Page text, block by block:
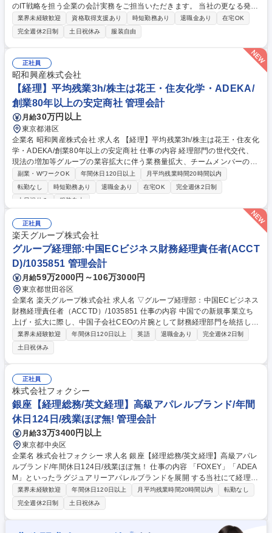
のIT戦略を担う企業の会計実務をご担当いただきます。 当社の更なる発
展・成長に向けて、企業会計の観点から経営の意思決定と現場の業務推進
を支援いただきます。 ■財務会計に関する業務、統括 ■税務業務対応 ■予
算策定および管理 ■会計監査対応 ※配属後は、業務ローテーションにより
幅広く会計の実務経験を積んでいただき、将来的にはANAグループ連結決
算対応、決算分析・報告業務、税務、管理会計実務を経て経営層をサポー
トする管理職への登用を期待しています。 【業務内容変更の範囲】当社業
務全般 募集職種 【財務会計・管理会計担当】ANAグループIT戦略企業の
会計実務スペシャリスト
業界未経験歓迎 資格取得支援あり 時短勤務あり 退職金あり
在宅OK
完全週休2日制
土日祝休み 服装自由
正社員
昭和興産株式会社
【経理】平均残業3h/株主は花王・住友化学・ADEKA/
創業80年以上の安定商社 管理会計
月給30万円以上
東京都港区
企業名 昭和興産株式会社 求人名 【経理】平均残業3h/株主は花王・住友化
学・ADEKA/創業80年以上の安定商社 仕事の内容 経理部門の世代交代、
現法の増加等グループの業容拡大に伴う業務量拡大、チームメンバーのラ
イフイベントに対応した安定的な体制構築を目指した増員となります。 経
理部門の将来を担う中核人材として活躍していただける方を是非お迎えし
たいです。経理全般はもちろん、指導育成も担えるようになることを期待
金・買掛金等の債権管理業務■有価証券・固定資産管理、為替ポジション
及び為替予約管理■現地法人の財務面の管理■予算・実績管理、帳簿・証憑
書類の整備・保管 などです。（変更の範囲:当社業務全般） 募集職種 【経
理】平均残業3h/株主は花王・住友化学・ADEKA/創業80年以上の安定商
社
副業・WワークOK 年間休日120日以上
月平均残業時間20時間以内
転勤なし
時短勤務あり 退職金あり 在宅OK
完全週休2日制
土日祝休み
服装自由
正社員
楽天グループ株式会社
グループ経理部:中国ECビジネス財務経理責任者(ACCT
D)/1035851 管理会計
月給59万2000円～106万3000円
東京都世田谷区
企業名 楽天グループ株式会社 求人名 ▽グループ経理部：中国ECビジネス
財務経理責任者（ACCTD）/1035851 仕事の内容 中国での新規事業立ち
上げ・拡大に際し、中国子会社CEOの片腕として財務経理部門を統括し、
また、本社財務経理ディビジョンの一員として、グローバルな事業拡大を
財務・経理面から支えるメンバーを募集します。 中国上海にある子会社の
CFOまたは財務経理部長のポジションとして、 ■中国子会社の財務経理プ
ロセス全般の構築 ■財務経理オペレーションのガバナンス構築 ■予実管理
等の管理会計全般 ■海外におけるEC事業拡大の推進サポート ※本社財務
経理ディビジョンの一員として、一子会社の経理業務のみでなく、グロー
バルな事業拡大を、財務経理面から支えるミッションを担って頂きます。
募集職種 ▽グループ経理部：中国ECビジネス財務経理責任者（ACCT
D）/1035851
業界未経験歓迎 年間休日120日以上 英語 退職金あり
完全週休2日制
土日祝休み
正社員
株式会社フォクシー
銀座【経理総務/英文経理】高級アパレルブランド/年間
休日124日/残業ほぼ無! 管理会計
月給33万3400円以上
東京都中央区
企業名 株式会社フォクシー 求人名 銀座【経理総務/英文経理】高級アパレ
ルブランド/年間休日124日/残業ほぼ無！ 仕事の内容 「FOXEY」「ADEA
M」といったラグジュアリーアパレルブランドを展開 する当社にて経理総
務業務(英文経理)として下記の業務をメインに行っていただきます。 【業
務詳細】 現在の経理チームでは、■伝票処理 ■小口現金管理 ■社員立替精
算■請求書の処理 ■入金確認 ■カード支払い明細確認 ■総務業務など幅広く
ある程度の担当を分けながら対応しております。 ※ご経験値を基に、スキ
業界未経験歓迎 年間休日120日以上 月平均残業時間20時間以内
転勤なし
完全週休2日制
土日祝休み